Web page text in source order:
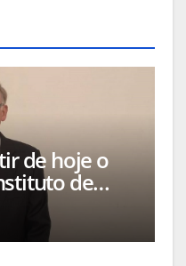
de hoje o
de